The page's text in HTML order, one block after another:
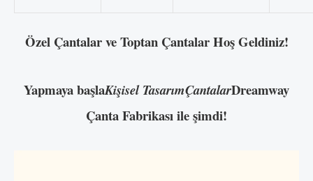
Özel Çantalar ve Toptan Çantalar Hoş Geldiniz!
Yapmaya başlaKişisel TasarımÇantalarDreamway
Çanta Fabrikası ile şimdi!